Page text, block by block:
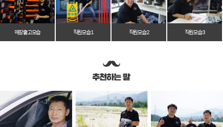
매장 출고 모습 직원 모습 1 직원 모습 2 직원 모습 3